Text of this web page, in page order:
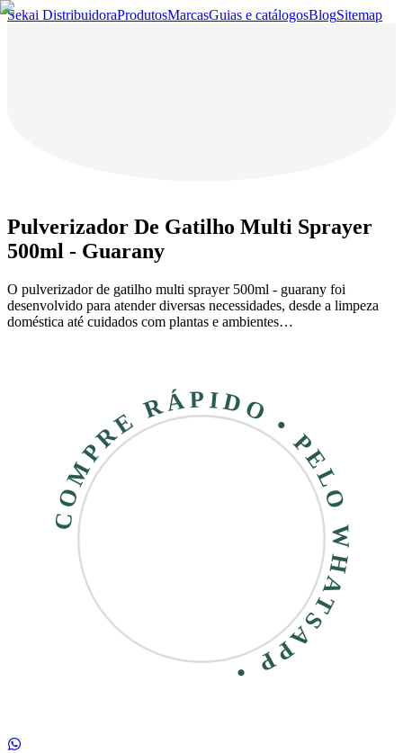
Sekai DistribuidoraProdutosMarcasGuias e catálogosBlogSitemap
Pulverizador De Gatilho Multi Sprayer
500ml - Guarany
O pulverizador de gatilho multi sprayer 500ml - guarany foi
desenvolvido para atender diversas necessidades, desde a limpeza
doméstica até cuidados com plantas e ambientes…
COMPRE RÁPIDO • PELO WHATSAPP •